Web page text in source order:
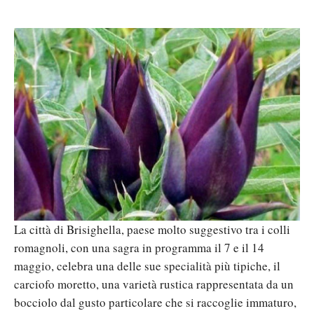
La città di Brisighella, paese molto suggestivo tra i colli
romagnoli, con una sagra in programma il 7 e il 14
maggio, celebra una delle sue specialità più tipiche, il
carciofo moretto, una varietà rustica rappresentata da un
bocciolo dal gusto particolare che si raccoglie immaturo,